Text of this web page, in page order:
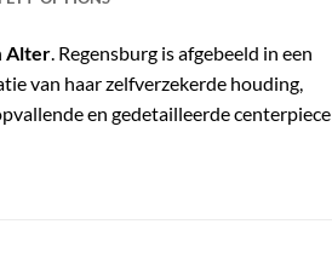
Alter . Regensburg is afgebeeld in een
van haar zelfverzekerde houding,
en gedetailleerde centerpiece